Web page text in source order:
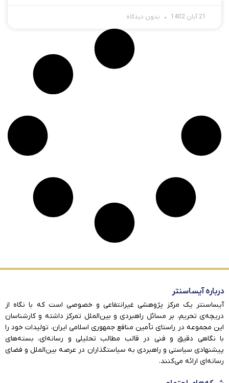
21 آبان 1402 بدون دیدگاه
درباره آیساسنتر
آیساسنتر یک مرکز پژوهشی غیرانتفاعی و خصوصی است که با نگاه از
دریچه‌ی تحریم، بر مسائل راهبردی و بین‌الملل تمرکز داشته و کارشناسان
این مجموعه در راستای تأمین منافع جمهوری اسلامی ایران، تولیدات خود را
با نگاهی دقیق و فنی در قالب مطالب تحلیلی و رسانه‌ای، بسته‌های
پیشنهادی سیاستی و راهبردی به سیاستگذاران در عرصه بین‌الملل و فضای
رسانه‌ای ارائه می‌کنند.